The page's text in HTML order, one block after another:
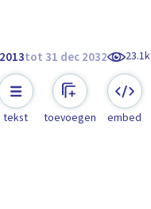
tot 31 dec 2032 23.1k
tekst toevoegen embed